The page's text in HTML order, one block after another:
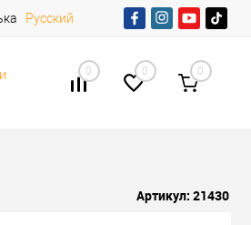
Русский
0 0 0
Артикул: 21430